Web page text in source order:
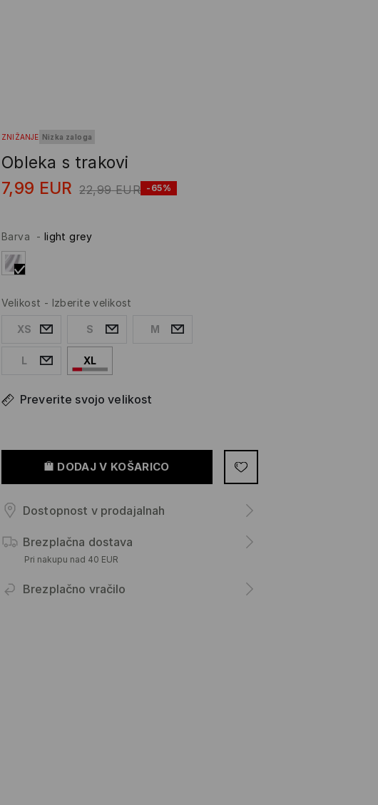
ZNIŽANJE Nizka zaloga
Obleka s trakovi
7,99 EUR 22,99 EUR -65%
Barva - light grey
Velikost - Izberite velikost
XS S M
L XL
Preverite svojo velikost
DODAJ V KOŠARICO
Dostopnost v prodajalnah
Brezplačna dostava
Pri nakupu nad 40 EUR
Brezplačno vračilo